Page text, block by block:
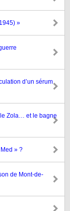
»
d’un sérum
Zola… et le bagne
» ?
de Mont-de-